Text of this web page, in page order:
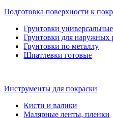
Подготовка поверхности к
Грунтовки универсальные
Грунтовки для наружных
Грунтовки по металлу
Шпатлевки готовые
Инструменты для покраски
Кисти и валики
Малярные ленты, пленки